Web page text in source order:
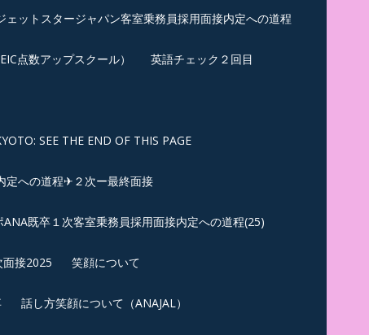
ットスタージャパン客室乗務員採用面接内定への道程
点数アップスクール） 英語チェック２回目
SEE THE END OF THIS PAGE
定への道程✈２次ー最終面接
既卒１次客室乗務員採用面接内定への道程(25)
接2025 笑顔について
話し方笑顔について（ANAJAL）